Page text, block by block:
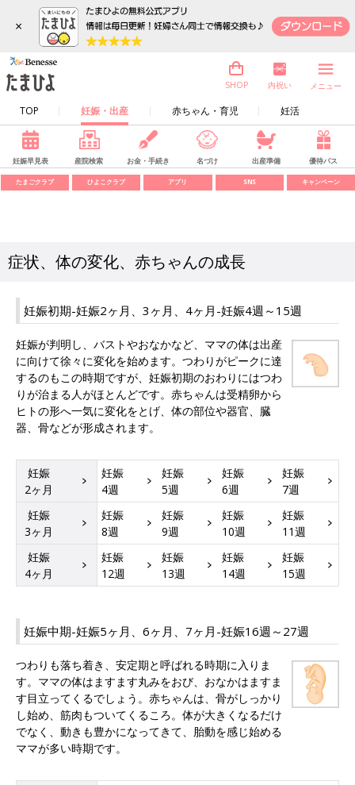
×
TOP 妊娠・出産 赤ちゃん・育児 妊活
SHOP 内祝い メニュー
妊娠早見表 産院検索 お金・手続き 名づけ 出産準備 優待パス
たまごクラブ ひよこクラブ アプリ SNS キャンペーン
症状、体の変化、赤ちゃんの成長
妊娠初期-妊娠2ヶ月、3ヶ月、4ヶ月-妊娠4週～15週
妊娠が判明し、バストやおなかなど、ママの体は出産
に向けて徐々に変化を始めます。つわりがピークに達
するのもこの時期ですが、妊娠初期のおわりにはつわ
りが治まる人がほとんどです。赤ちゃんは受精卵から
ヒトの形へ一気に変化をとげ、体の部位や器官、臓
器、骨などが形成されます。
妊娠
2ヶ月
妊娠
4週
妊娠
5週
妊娠
6週
妊娠
7週
妊娠
3ヶ月
妊娠
8週
妊娠
9週
妊娠
10週
妊娠
11週
妊娠
4ヶ月
妊娠
12週
妊娠
13週
妊娠
14週
妊娠
15週
妊娠中期-妊娠5ヶ月、6ヶ月、7ヶ月-妊娠16週～27週
つわりも落ち着き、安定期と呼ばれる時期に入りま
す。ママの体はますます丸みをおび、おなかはますま
す目立ってくるでしょう。赤ちゃんは、骨がしっかり
し始め、筋肉もついてくるころ。体が大きくなるだけ
でなく、動きも豊かになってきて、胎動を感じ始める
ママが多い時期です。